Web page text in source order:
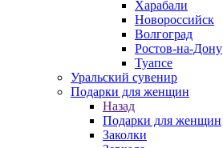
Харабали
Новороссийск
Волгоград
Ростов-на-Дону
Туапсе
Уральский сувенир
Подарки для женщин
Назад
Подарки для женщин
Заколки